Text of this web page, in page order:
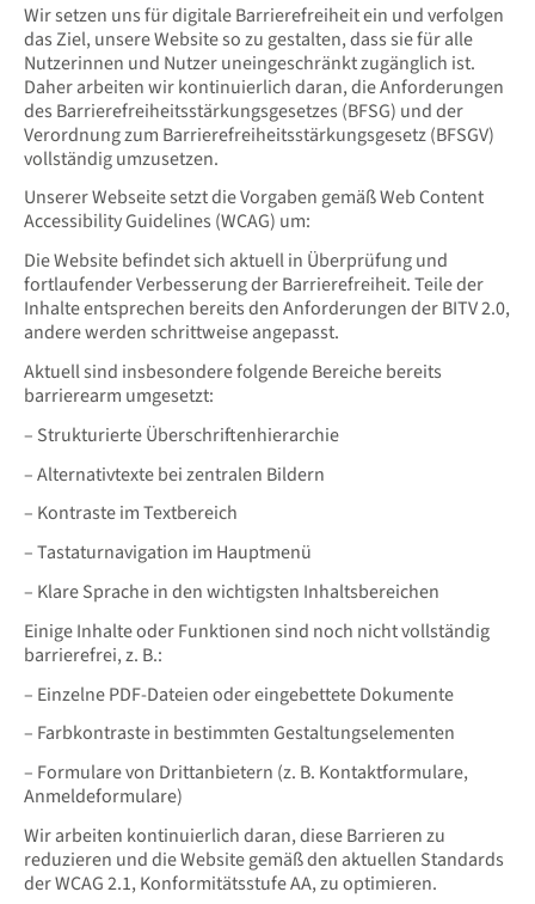
Wir setzen uns für digitale Barrierefreiheit ein und verfolgen
das Ziel, unsere Website so zu gestalten, dass sie für alle
Nutzerinnen und Nutzer uneingeschränkt zugänglich ist.
Daher arbeiten wir kontinuierlich daran, die Anforderungen
des Barrierefreiheitsstärkungsgesetzes (BFSG) und der
Verordnung zum Barrierefreiheitsstärkungsgesetz (BFSGV)
vollständig umzusetzen.
Unserer Webseite setzt die Vorgaben gemäß Web Content
Accessibility Guidelines (WCAG) um:
Die Website befindet sich aktuell in Überprüfung und
fortlaufender Verbesserung der Barrierefreiheit. Teile der
Inhalte entsprechen bereits den Anforderungen der BITV 2.0,
andere werden schrittweise angepasst.
Aktuell sind insbesondere folgende Bereiche bereits
barrierearm umgesetzt:
– Strukturierte Überschriftenhierarchie
– Alternativtexte bei zentralen Bildern
– Kontraste im Textbereich
– Tastaturnavigation im Hauptmenü
– Klare Sprache in den wichtigsten Inhaltsbereichen
Einige Inhalte oder Funktionen sind noch nicht vollständig
barrierefrei, z. B.:
– Einzelne PDF-Dateien oder eingebettete Dokumente
– Farbkontraste in bestimmten Gestaltungselementen
– Formulare von Drittanbietern (z. B. Kontaktformulare,
Anmeldeformulare)
Wir arbeiten kontinuierlich daran, diese Barrieren zu
reduzieren und die Website gemäß den aktuellen Standards
der WCAG 2.1, Konformitätsstufe AA, zu optimieren.